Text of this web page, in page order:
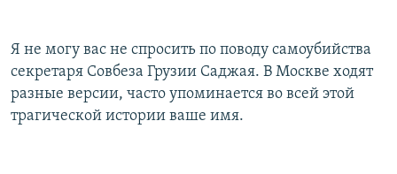
Я не могу вас не спросить по поводу самоубийства
секретаря Совбеза Грузии Саджая. В Москве ходят
разные версии, часто упоминается во всей этой
трагической истории ваше имя.